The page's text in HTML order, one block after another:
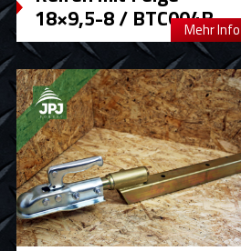
18×9,5-8 / BTC004BMehr Info